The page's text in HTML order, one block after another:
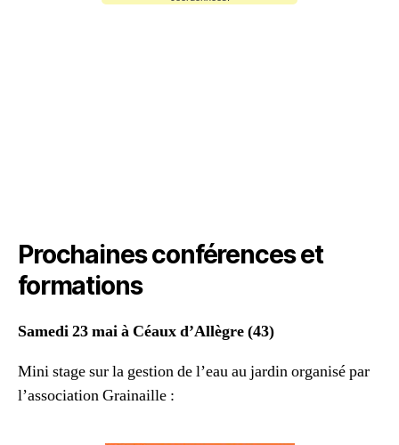
Prochaines conférences et
formations
Samedi 23 mai à Céaux d’Allègre (43)
Mini stage sur la gestion de l’eau au jardin organisé par
l’association Grainaille :